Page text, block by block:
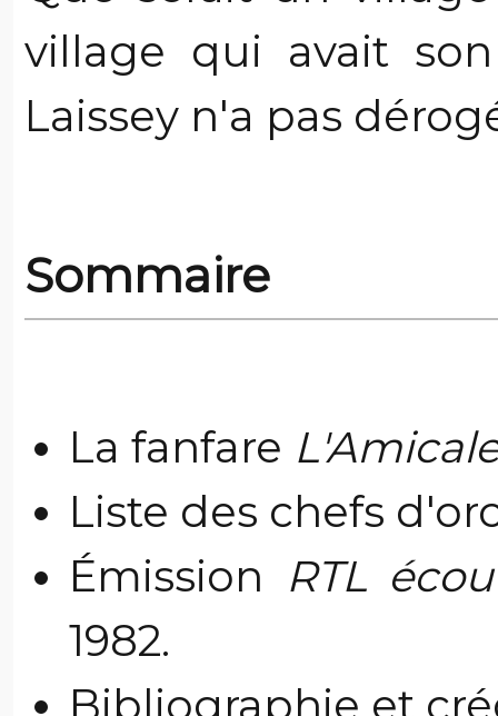
village qui avait
Laissey n'a pas
Sommaire
La fanfare
Liste des chefs
Émission RTL
1982.
Bibliographie et